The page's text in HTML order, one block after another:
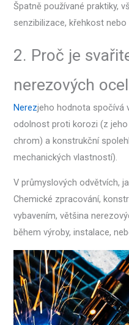
Špatně používané praktiky,
senzibilizace, křehkost
2. Proč je
nerezových
Nerezjeho hodnota spočívá
odolnost proti korozi (z
chrom) a konstrukční
mechanických vlastností).
V průmyslových odvětvích,
Chemické zpracování,
vybavením, většina
během výroby, instalace,